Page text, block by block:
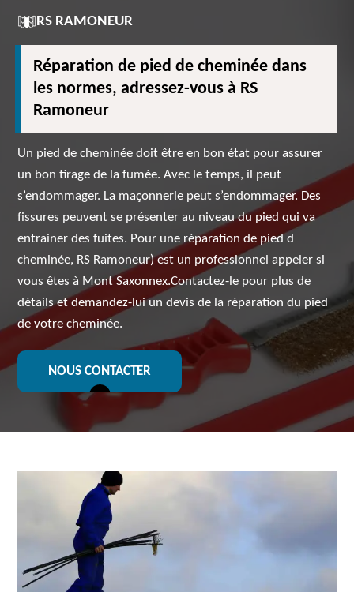
RS RAMONEUR
Réparation de pied de cheminée dans
les normes, adressez-vous à RS
Ramoneur
Un pied de cheminée doit être en bon état pour assurer
un bon tirage de la fumée. Avec le temps, il peut
s’endommager. La maçonnerie peut s’endommager. Des
fissures peuvent se présenter au niveau du pied qui va
entrainer des fuites. Pour une réparation de pied d
cheminée, RS Ramoneur) est un professionnel appeler si
vous êtes à Mont Saxonnex.Contactez-le pour plus de
détails et demandez-lui un devis de la réparation du pied
de votre cheminée.
NOUS CONTACTER